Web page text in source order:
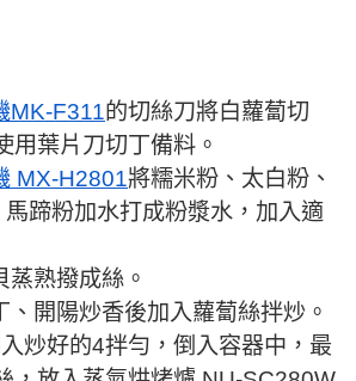
MK-F311的切絲刀將白蘿蔔切
用葉片刀切丁備料。
MX-H2801將糯米粉、太白粉、
蹄粉加水打成粉漿水，加入適
熟撥成絲。
開陽炒香後加入蘿蔔絲拌炒。
炒好的4拌勻，倒入容器中，最